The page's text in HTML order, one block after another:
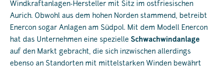
Windkraftanlagen-Hersteller mit Sitz im ostfriesischen
Aurich. Obwohl aus dem hohen Norden stammend, betreibt
Enercon sogar Anlagen am Südpol. Mit dem Modell Enercon
hat das Unternehmen eine spezielle Schwachwindanlage
auf den Markt gebracht, die sich inzwischen allerdings
ebenso an Standorten mit mittelstarken Winden bewährt